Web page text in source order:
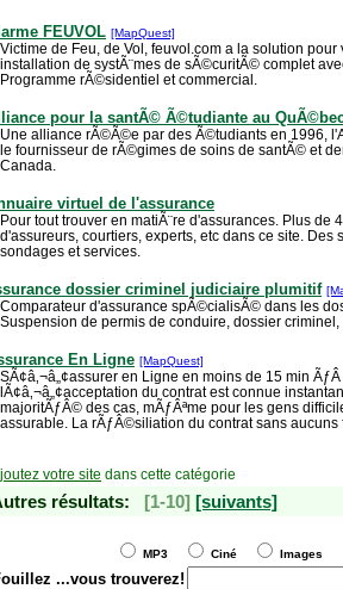
FEUVOL [MapQuest]
Victime de Feu, de Vol, feuvol.com a la solution pour
installation de systÃ¨mes de sÃ©curitÃ© complet
Programme rÃ©sidentiel et commercial.
pour la santÃ© Ã©tudiante au
Une alliance rÃ©Ã©e par des Ã©tudiants en 1996,
le fournisseur de rÃ©gimes de soins de santÃ© et
Canada.
virtuel de l'assurance
Pour tout trouver en matiÃ¨re d'assurances. Plus de
d'assureurs, courtiers, experts, etc dans ce site. Des
sondages et services.
dossier criminel judiciaire plumitif
Comparateur d'assurance spÃ©cialisÃ© dans les
Suspension de permis de conduire, dossier
En Ligne [MapQuest]
SÃ¢â‚¬â„¢assurer en Ligne en moins de 15 min
lÃ¢â‚¬â„¢acceptation du contrat est connue
majoritÃƒÂ© des cas, mÃƒÂªme pour les gens
assurable. La rÃƒÂ©siliation du contrat sans aucuns
votre site dans cette catégorie
résultats: [1-10] [suivants]
MP3 Ciné Images
...vous trouverez!